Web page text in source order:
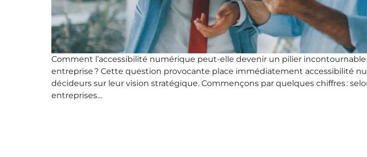
Comment l’accessibilité numérique peut-elle devenir un pilier
entreprise ? Cette question provocante place immédiatement accessibilité
décideurs sur leur vision stratégique. Commençons par quelques chiffres :
entreprises…